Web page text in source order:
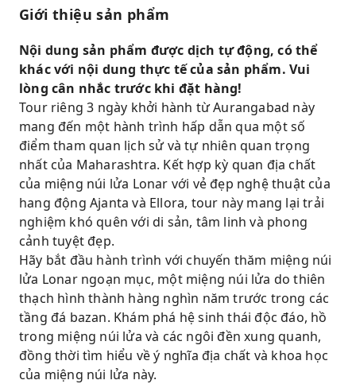
Hãy ghé thăm hang động Ajanta, được
UNESCO công nhận là Di sản Thế giới, nổi
tiếng với những bức bích họa và tác phẩm
điêu khắc Phật giáo cổ đại.
Khám phá kiến ​​trúc chạm khắc đá độc đáo
của hang động Ellora.
Hãy chiêm ngưỡng vẻ đẹp tráng lệ của đền
Kailasa được chạm khắc từ một khối đá duy
nhất tại Ellora.
Trải nghiệm sự kết hợp hoàn hảo giữa kỳ
quan thiên nhiên, lịch sử, nghệ thuật và văn
hóa.
Di chuyển thoải mái bằng xe riêng có máy
lạnh và tham quan có hướng dẫn viên từ
Aurangabad.
Giới thiệu sản phẩm
Nội dung sản phẩm được dịch tự động, có thể
khác với nội dung thực tế của sản phẩm. Vui
lòng cân nhắc trước khi đặt hàng!
Tour riêng 3 ngày khởi hành từ Aurangabad này
mang đến một hành trình hấp dẫn qua một số
điểm tham quan lịch sử và tự nhiên quan trọng
nhất của Maharashtra. Kết hợp kỳ quan địa chất
của miệng núi lửa Lonar với vẻ đẹp nghệ thuật của
hang động Ajanta và Ellora, tour này mang lại trải
nghiệm khó quên với di sản, tâm linh và phong
cảnh tuyệt đẹp.
Hãy bắt đầu hành trình với chuyến thăm miệng núi
lửa Lonar ngoạn mục, một miệng núi lửa do thiên
thạch hình thành hàng nghìn năm trước trong các
tầng đá bazan. Khám phá hệ sinh thái độc đáo, hồ
trong miệng núi lửa và các ngôi đền xung quanh,
đồng thời tìm hiểu về ý nghĩa địa chất và khoa học
của miệng núi lửa này.